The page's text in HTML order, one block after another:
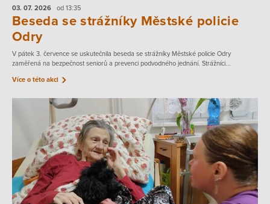
03. 07. 2026 od 13:35
Beseda se strážníky Městské policie
Odry
V pátek 3. července se uskutečnila beseda se strážníky Městské policie Odry
zaměřená na bezpečnost seniorů a prevenci podvodného jednání. Strážníci...
Více o této akci